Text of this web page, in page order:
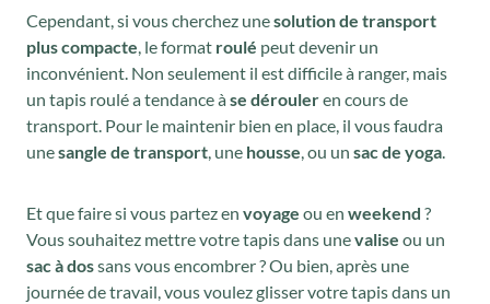
0
0
€
.
.
Cependant, si vous cherchez unesolution de transport
plus compacte, le format roulé peut devenir un
inconvénient. Non seulement il est difficile à ranger, mais
un tapis roulé a tendance àse dérouleren cours de
transport. Pour le maintenir bien en place, il vous faudra
unesangle de transport, une housse, ou un sac de yoga.
Et que faire si vous partez en voyage ou en weekend ?
Vous souhaitez mettre votre tapis dans unevalise ou un
sac à dossans vous encombrer ? Ou bien, après une
journée de travail, vous voulez glisser votre tapis dans un